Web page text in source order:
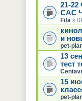
21-
САС
Fifa »
и
pet-
13
тест
15
pet-